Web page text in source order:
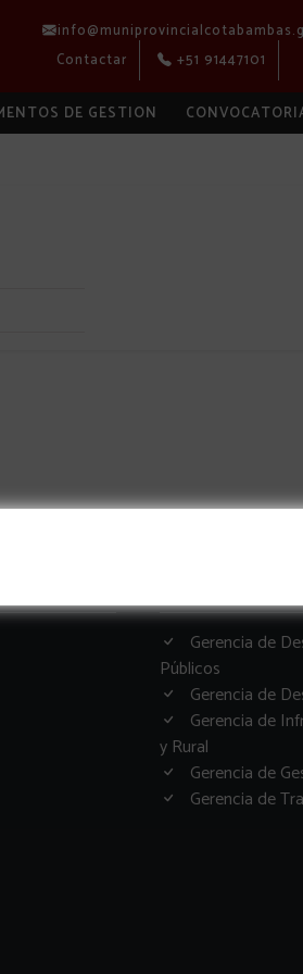
Contactar
+51 91447101
DE GESTION
Gerencia de
Públicos
Gerencia de
Gerencia de
y Rural
Gerencia de
Gerencia de